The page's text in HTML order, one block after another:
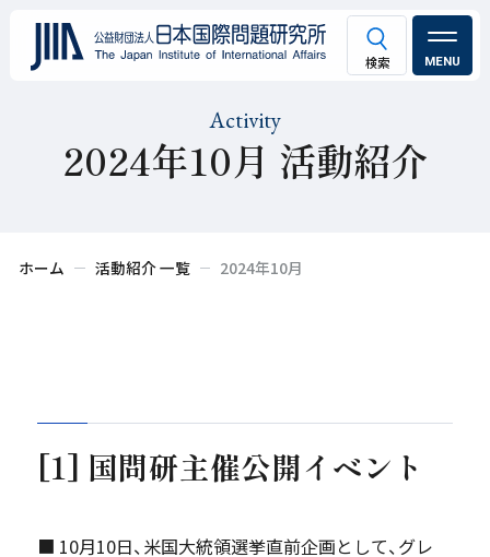
MENU
Activity
2024年10月 活動紹介
ホーム 活動紹介 一覧 2024年10月
[1] 国問研主催公開イベント
■ 10月10日、米国大統領選挙直前企画として、グレ